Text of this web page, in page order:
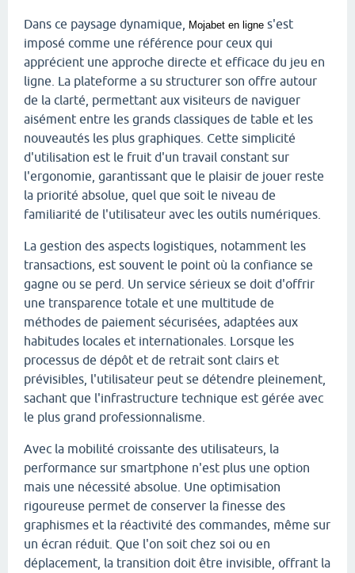
Dans ce paysage dynamique, Mojabet en ligne s'est
imposé comme une référence pour ceux qui
apprécient une approche directe et efficace du jeu en
ligne. La plateforme a su structurer son offre autour
de la clarté, permettant aux visiteurs de naviguer
aisément entre les grands classiques de table et les
nouveautés les plus graphiques. Cette simplicité
d'utilisation est le fruit d'un travail constant sur
l'ergonomie, garantissant que le plaisir de jouer reste
la priorité absolue, quel que soit le niveau de
familiarité de l'utilisateur avec les outils numériques.
La gestion des aspects logistiques, notamment les
transactions, est souvent le point où la confiance se
gagne ou se perd. Un service sérieux se doit d'offrir
une transparence totale et une multitude de
méthodes de paiement sécurisées, adaptées aux
habitudes locales et internationales. Lorsque les
processus de dépôt et de retrait sont clairs et
prévisibles, l'utilisateur peut se détendre pleinement,
sachant que l'infrastructure technique est gérée avec
le plus grand professionnalisme.
Avec la mobilité croissante des utilisateurs, la
performance sur smartphone n'est plus une option
mais une nécessité absolue. Une optimisation
rigoureuse permet de conserver la finesse des
graphismes et la réactivité des commandes, même sur
un écran réduit. Que l'on soit chez soi ou en
déplacement, la transition doit être invisible, offrant la